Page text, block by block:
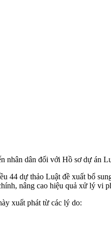
nhân dân đối với Hồ sơ dự án
44 dự thảo Luật đề xuất bổ
nâng cao hiệu quả xử lý vi
xuất phát từ các lý do: